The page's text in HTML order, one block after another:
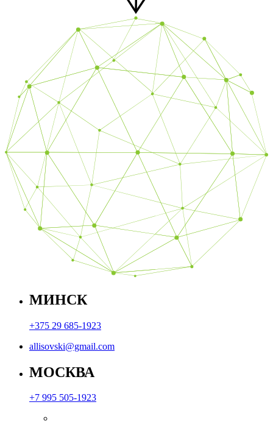
МИНСК
+375 29 685-1923
allisovski@gmail.com
МОСКВА
+7 995 505-1923